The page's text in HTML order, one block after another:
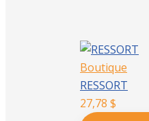
Boutique
RESSORT
27,78 $